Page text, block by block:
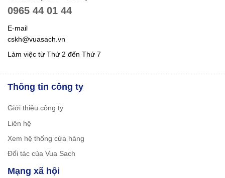
0965 44 01 44
E-mail
cskh@vuasach.vn
Làm việc từ Thứ 2 đến Thứ 7
Thông tin công ty
Giới thiệu công ty
Liên hệ
Xem hệ thống cửa hàng
Đối tác của Vua Sach
Mạng xã hội